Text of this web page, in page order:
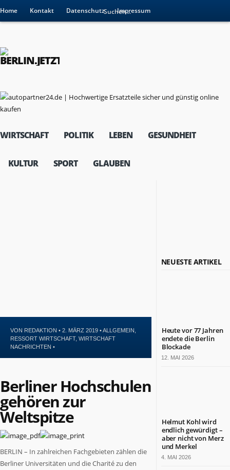
Home Kontakt Datenschutz Impressum
WIRTSCHAFT POLITIK LEBEN GESUNDHEIT
KULTUR SPORT GLAUBEN
VON REDAKTION • 2. MÄRZ 2019 •ALLGEMEIN
RESSORT WIRTSCHAFT, WIRTSCHAFT
NACHRICHTEN •
Berliner Hochschulen
gehören zur
Weltspitze
BERLIN – In zahlreichen Fachgebieten zählen die
Berliner Universitäten und die Charité zu den
NEUESTE ARTIKEL
Heute vor 77 Jahren
endete die Berlin
Blockade
12. MAI 2026
Helmut Kohl wird
endlich gewürdigt –
aber nicht von Merz
und Merkel
4. MAI 2026
Kultur
Kontakt
Impressum
DAS
IST
BERLIN.JETZT